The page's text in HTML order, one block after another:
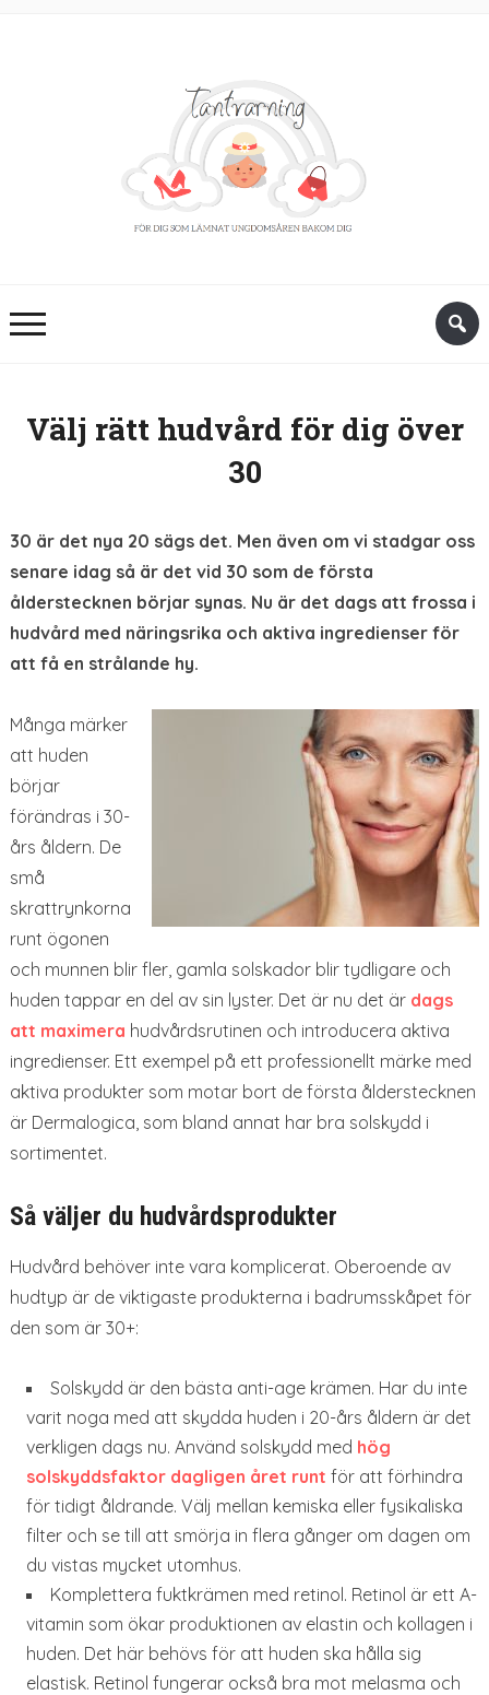
Välj rätt hudvård för dig över
30
30 är det nya 20 sägs det. Men även om vi stadgar oss
senare idag så är det vid 30 som de första
ålderstecknen börjar synas. Nu är det dags att frossa i
hudvård med näringsrika och aktiva ingredienser för
att få en strålande hy.
Många märker
att huden
börjar
förändras i 30-
års åldern. De
små
skrattrynkorna
runt ögonen
och munnen blir fler, gamla solskador blir tydligare och
huden tappar en del av sin lyster. Det är nu det är dags
att maximera hudvårdsrutinen och introducera aktiva
ingredienser. Ett exempel på ett professionellt märke med
aktiva produkter som motar bort de första ålderstecknen
är Dermalogica, som bland annat har bra solskydd i
sortimentet.
Så väljer du hudvårdsprodukter
Hudvård behöver inte vara komplicerat. Oberoende av
hudtyp är de viktigaste produkterna i badrumsskåpet för
den som är 30+:
Solskydd är den bästa anti-age krämen. Har du inte
varit noga med att skydda huden i 20-års åldern är det
verkligen dags nu. Använd solskydd med hög
solskyddsfaktor dagligen året runt för att förhindra
för tidigt åldrande. Välj mellan kemiska eller fysikaliska
filter och se till att smörja in flera gånger om dagen om
du vistas mycket utomhus.
Komplettera fuktkrämen med retinol. Retinol är ett A-
vitamin som ökar produktionen av elastin och kollagen i
huden. Det här behövs för att huden ska hålla sig
elastisk. Retinol fungerar också bra mot melasma och